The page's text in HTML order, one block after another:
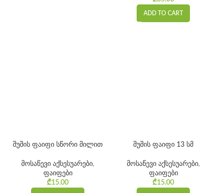
ADD TO CART
შუშის ფაიფი სწორი მილით
მოსაწევი აქსესუარები,
ფაიფები
₾15.00
შუშის ფაიფი 13 სმ
მოსაწევი აქსესუარები,
ფაიფები
₾15.00